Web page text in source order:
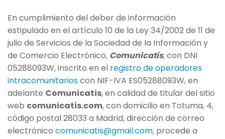
En cumplimiento del deber de información
estipulado en el artículo 10 de la Ley 34/2002 de 11 de
julio de Servicios de la Sociedad de la Información y
de Comercio Electrónico, Comunicatis, con DNI
05288093W, inscrito en el registro de operadores
intracomunitarioscon NIF-IVA ES05288093W, en
adelante Comunicatis, en calidad de titular del sitio
web comunicatis.com, con domicilio en Totuma, 4,
código postal 28033 a Madrid, dirección de correo
electrónico comunicatis@gmail.com, procede a